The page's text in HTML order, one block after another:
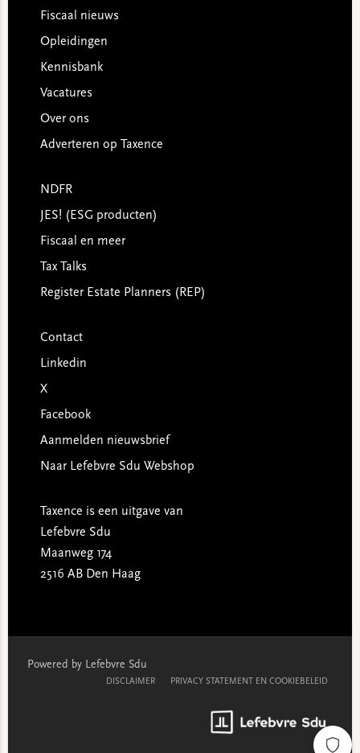
Footer
Fiscaal nieuws
Opleidingen
Kennisbank
Vacatures
Over ons
Adverteren op Taxence
NDFR
JES! (ESG producten)
Fiscaal en meer
Tax Talks
Register Estate Planners (REP)
Contact
Linkedin
X
Facebook
Aanmelden nieuwsbrief
Naar Lefebvre Sdu Webshop
Taxence is een uitgave van
Lefebvre Sdu
Maanweg 174
2516 AB Den Haag
Powered by Lefebvre Sdu
DISCLAIMER PRIVACY STATEMENT EN COOKIEBELEID